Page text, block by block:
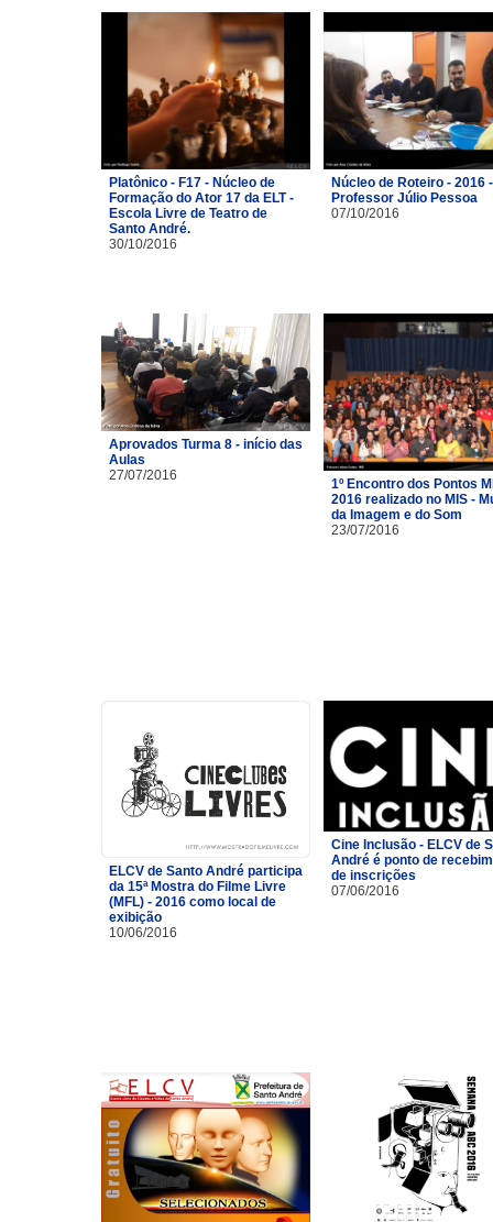
Platônico - F17 - Núcleo de
Formação do Ator 17 da ELT -
Escola Livre de Teatro de
Santo André.
30/10/2016
Núcleo de Roteiro - 2016 -
Professor Júlio Pessoa
07/10/2016
Aprovados Turma 8 - início das
Aulas
27/07/2016
1º Encontro dos Pontos
2016 realizado no MIS -
da Imagem e do Som
23/07/2016
ELCV de Santo André participa
da 15ª Mostra do Filme Livre
(MFL) - 2016 como local de
exibição
10/06/2016
Cine Inclusão - ELCV de
André é ponto de
de inscrições
07/06/2016